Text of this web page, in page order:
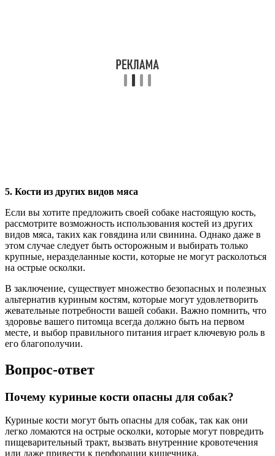
5. Кости из других видов мяса
Если вы хотите предложить своей собаке настоящую кость,
рассмотрите возможность использования костей из других
видов мяса, таких как говядина или свинина. Однако даже в
этом случае следует быть осторожным и выбирать только
крупные, неразделанные кости, которые не могут расколоться
на острые осколки.
В заключение, существует множество безопасных и полезных
альтернатив куриным костям, которые могут удовлетворить
жевательные потребности вашей собаки. Важно помнить, что
здоровье вашего питомца всегда должно быть на первом
месте, и выбор правильного питания играет ключевую роль в
его благополучии.
Вопрос-ответ
Почему куриные кости опасны для собак?
Куриные кости могут быть опасны для собак, так как они
легко ломаются на острые осколки, которые могут повредить
пищеварительный тракт, вызвать внутренние кровотечения
или даже привести к перфорации кишечника.